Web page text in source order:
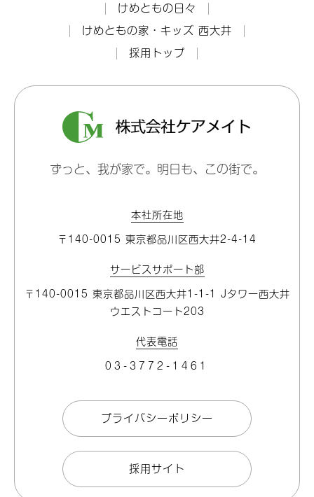
けめともの日々
けめともの家・キッズ 西大井
採用トップ
ずっと、我が家で。明日も、この街で。
本社所在地
〒140-0015 東京都品川区⻄大井2-4-14
サービスサポート部
〒140-0015 東京都品川区⻄大井1-1-1 Jタワー⻄大井
ウエストコート203
代表電話
03-3772-1461
プライバシーポリシー
採用サイト